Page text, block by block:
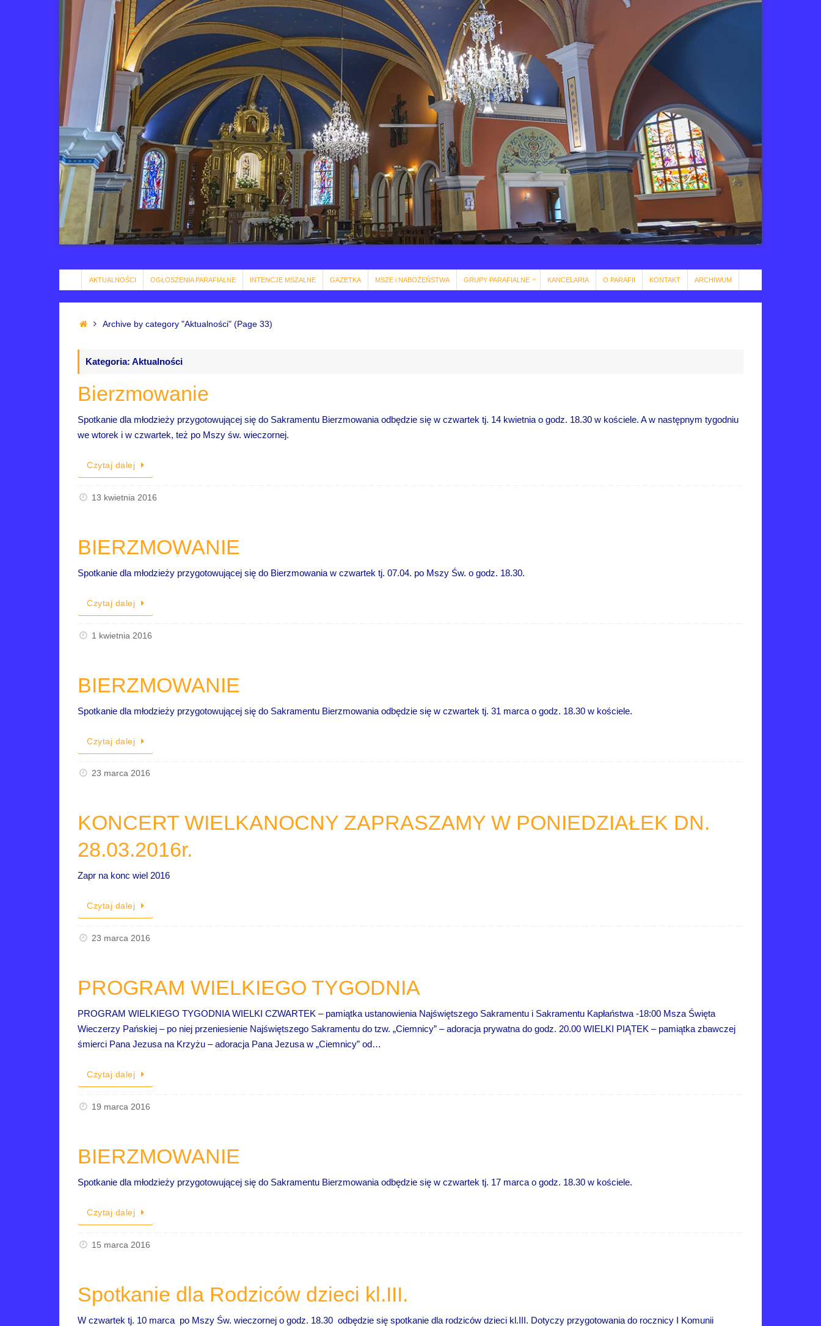
AKTUALNOŚCI OGŁOSZENIA PARAFIALNE INTENCJE MSZALNE GAZETKA MSZE i NABOŻEŃSTWA GRUPY PARAFIALNE KANCELARIA O PARAFII KONTAKT ARCHIWUM
Archive by category "Aktualności"(Page 33)
Kategoria: Aktualności
Bierzmowanie
Spotkanie dla młodzieży przygotowującej się do Sakramentu Bierzmowania odbędzie się w czwartek tj. 14 kwietnia o godz. 18.30 w kościele. A w następnym tygodniu
we wtorek i w czwartek, też po Mszy św. wieczornej.
Czytaj dalej
13 kwietnia 2016
BIERZMOWANIE
Spotkanie dla młodzieży przygotowującej się do Bierzmowania w czwartek tj. 07.04. po Mszy Św. o godz. 18.30.
Czytaj dalej
1 kwietnia 2016
BIERZMOWANIE
Spotkanie dla młodzieży przygotowującej się do Sakramentu Bierzmowania odbędzie się w czwartek tj. 31 marca o godz. 18.30 w kościele.
Czytaj dalej
23 marca 2016
KONCERT WIELKANOCNY ZAPRASZAMY W PONIEDZIAŁEK DN.
28.03.2016r.
Zapr na konc wiel 2016
Czytaj dalej
23 marca 2016
PROGRAM WIELKIEGO TYGODNIA
PROGRAM WIELKIEGO TYGODNIA WIELKI CZWARTEK – pamiątka ustanowienia Najświętszego Sakramentu i Sakramentu Kapłaństwa -18:00 Msza Święta
Wieczerzy Pańskiej – po niej przeniesienie Najświętszego Sakramentu do tzw. „Ciemnicy” – adoracja prywatna do godz. 20.00 WIELKI PIĄTEK – pamiątka zbawczej
śmierci Pana Jezusa na Krzyżu – adoracja Pana Jezusa w „Ciemnicy” od…
Czytaj dalej
19 marca 2016
BIERZMOWANIE
Spotkanie dla młodzieży przygotowującej się do Sakramentu Bierzmowania odbędzie się w czwartek tj. 17 marca o godz. 18.30 w kościele.
Czytaj dalej
15 marca 2016
Spotkanie dla Rodziców dzieci kl.III.
W czwartek tj. 10 marca po Mszy Św. wieczornej o godz. 18.30 odbędzie się spotkanie dla rodziców dzieci kl.III. Dotyczy przygotowania do rocznicy I Komunii